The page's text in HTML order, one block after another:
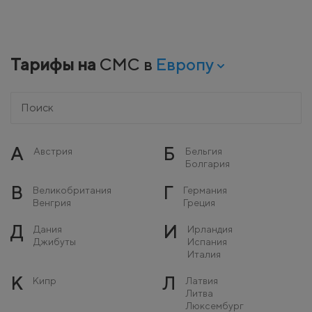
Тарифы на СМС в Европу
А Австрия Б
Бельгия
Болгария
В
Великобритания
Венгрия
Г
Германия
Греция
Д
Дания
Джибуты
И
Ирландия
Испания
Италия
К Кипр Л
Латвия
Литва
Люксембург